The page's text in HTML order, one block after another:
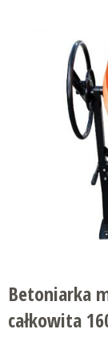
Betoniarka
całkowita